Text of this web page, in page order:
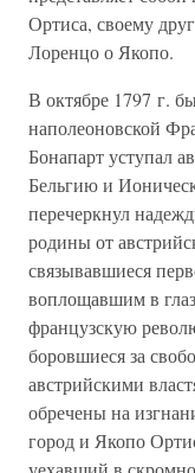
Ортиса, своему
Лоренцо о Якопо.
В октябре 1797 г.
наполеоновской
Бонапарт уступал
Бельгию и
перечеркнул
родины от
связывавшиеся
воплощавшим в
французскую
боровшиеся за
австрийскими
обречены на
город и Якопо